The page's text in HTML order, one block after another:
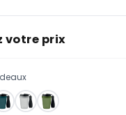
votre prix